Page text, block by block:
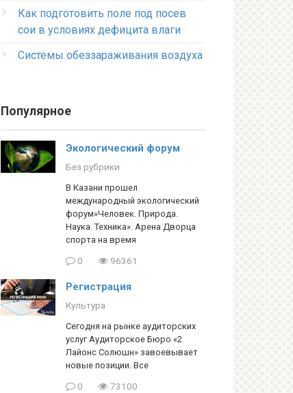
Как подготовить поле под посев
сои в условиях дефицита влаги
Системы обеззараживания воздуха
Популярное
Экологический форум
Без рубрики
В Казани прошел
международный экологический
форум»Человек. Природа.
Наука. Техника». Арена Дворца
спорта на время
0 96361
Регистрация
Культура
Сегодня на рынке аудиторских
услуг Аудиторское Бюро «2
Лайонс Солюшн» завоевывает
новые позиции. Все
0 73100